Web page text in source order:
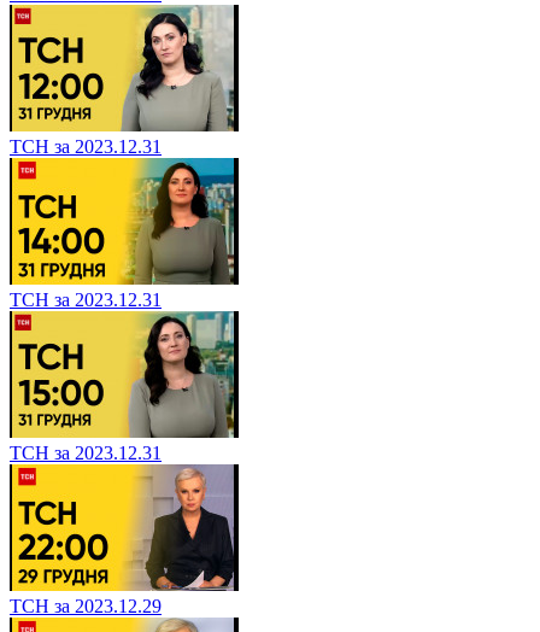
ТСН за 2023.12.31
ТСН за 2023.12.31
ТСН за 2023.12.31
ТСН за 2023.12.29